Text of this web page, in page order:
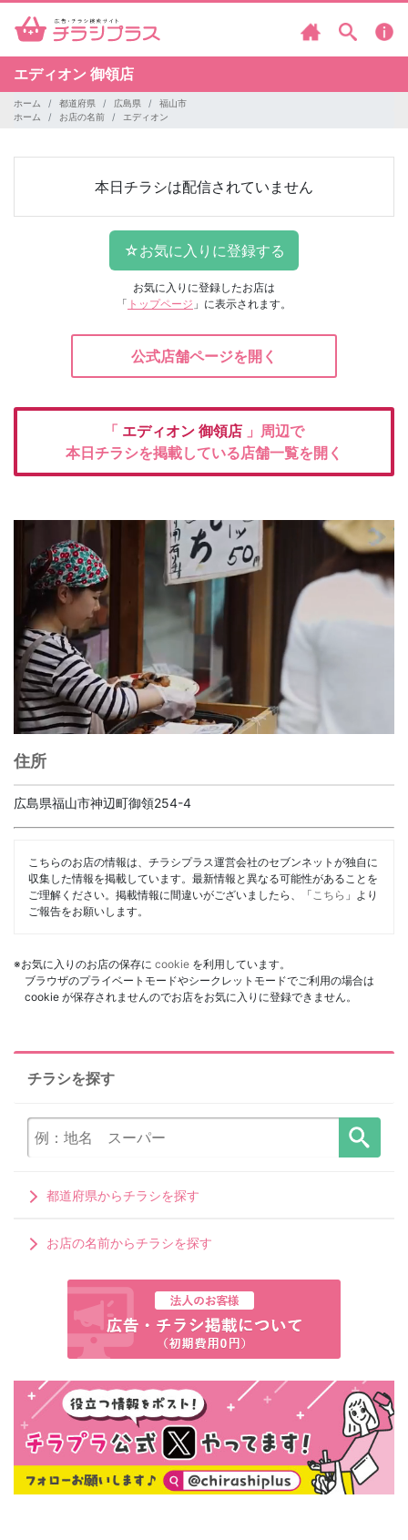
エディオン 御領店
ホーム 都道府県 広島県
福山市
ホーム
お店の名前 エディオン
本日チラシは配信されていません
お気に入りに登録したお店は
「 トップページ 」に表示されます。
公式店舗ページを開く
「 エディオン 御領店 」周辺で
本日チラシを掲載している店舗一覧を開く
住所
広島県福山市神辺町御領254-4
こちらのお店の情報は、チラシプラス運営会社のセブンネットが独自に
収集した情報を掲載しています。最新情報と異なる可能性があることを
ご理解ください。掲載情報に間違いがございましたら、「 こちら 」より
ご報告をお願いします。
※お気に入りのお店の保存に cookie を利用しています。
ブラウザのプライベートモードやシークレットモードでご利用の場合は
cookie が保存されませんのでお店をお気に入りに登録できません。
チラシを探す
都道府県からチラシを探す
お店の名前からチラシを探す